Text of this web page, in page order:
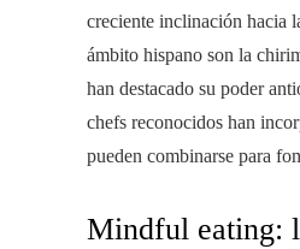
creciente inclinación hacia
ámbito hispano son la
han destacado su poder
chefs reconocidos han
pueden combinarse para
Mindful eating: